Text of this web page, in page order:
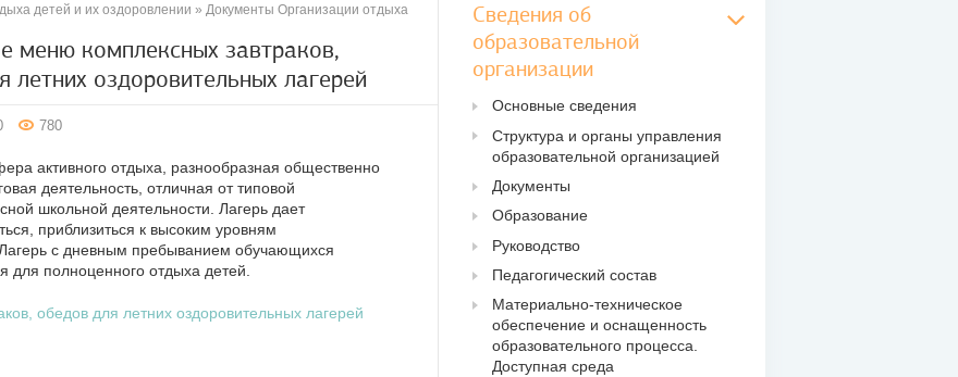
детей и их оздоровлении » Документы Организации отдыха
меню комплексных завтраков,
летних оздоровительных лагерей
780
активного отдыха, разнообразная общественно
деятельность, отличная от типовой
школьной деятельности. Лагерь дает
приблизиться к высоким уровням
с дневным пребыванием обучающихся
для полноценного отдыха детей.
обедов для летних оздоровительных лагерей
Сведения об
образовательной
организации
Основные сведения
Структура и органы управления
образовательной организацией
Документы
Образование
Руководство
Педагогический состав
Материально-техническое
обеспечение и оснащенность
образовательного процесса.
Доступная среда